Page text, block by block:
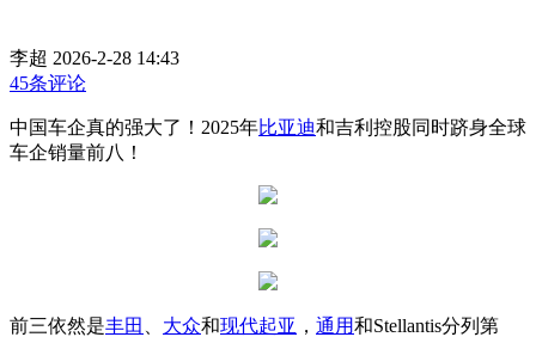
李超 2026-2-28 14:43
45条评论
中国车企真的强大了！2025年比亚迪和吉利控股同时跻身全球
车企销量前八！
前三依然是丰田 大众和现代起亚 ， 通用和Stellantis分列第